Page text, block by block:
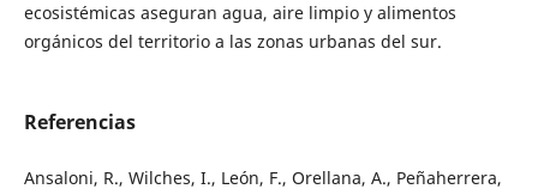
ecosistémicas aseguran agua, aire limpio y alimentos
orgánicos del territorio a las zonas urbanas del sur.
Referencias
Ansaloni, R., Wilches, I., León, F., Orellana, A., Peñaherrera,